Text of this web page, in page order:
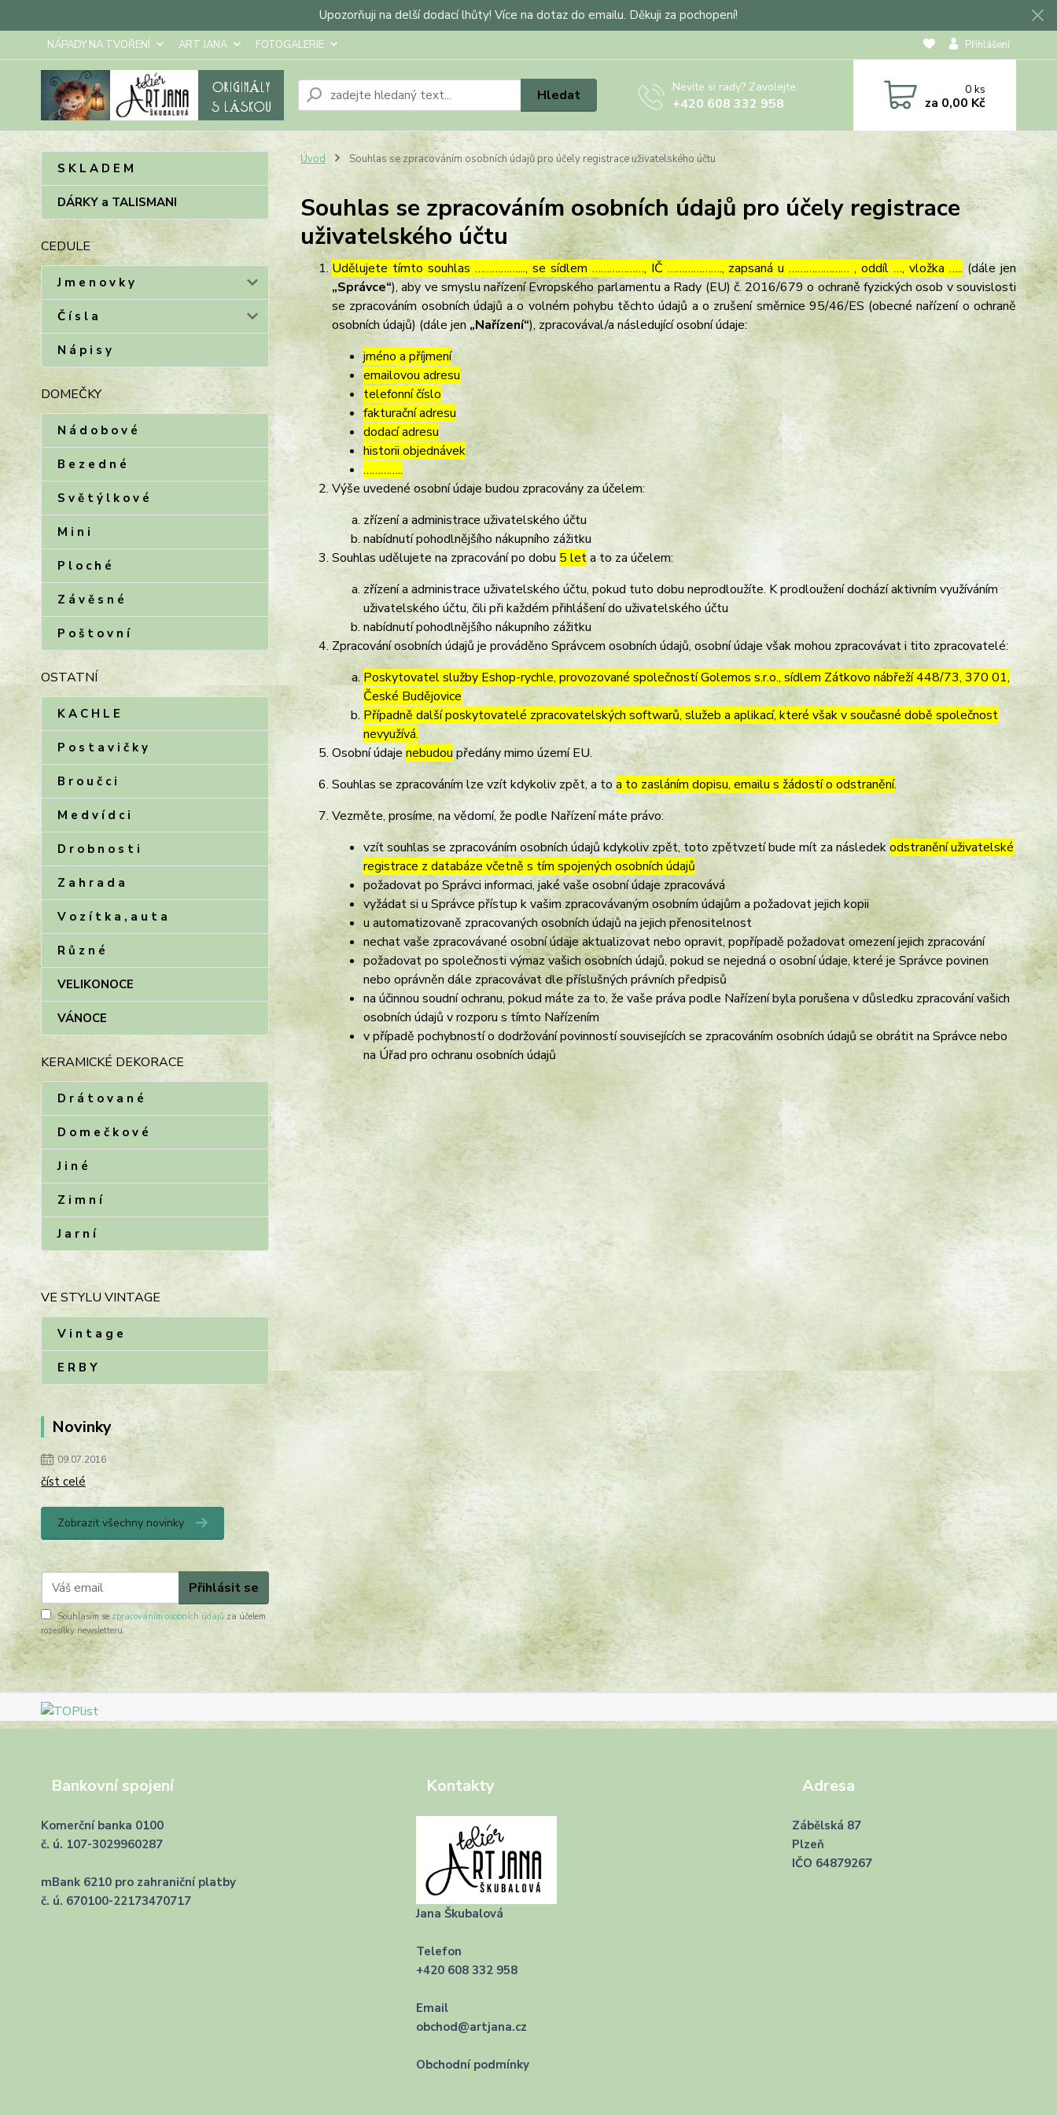
Upozorňuji na delší dodací lhůty! Více na dotaz do emailu. Děkuji za pochopení!
NÁPADY NA TVOŘENÍ ART JANA FOTOGALERIE Přihlášení
Hledat Nevíte si rady? Zavolejte.
+420 608 332 958
0ks
za 0,00 Kč
S K L A D E M
DÁRKY a TALISMANI
CEDULE
J m e n o v k y
Č í s l a
N á p i s y
DOMEČKY
N á d o b o v é
B e z e d n é
S v ě t ý l k o v é
M i n i
P l o c h é
Z á v ě s n é
P o š t o v n í
OSTATNÍ
K A C H L E
P o s t a v i č k y
B r o u č c i
M e d v í d c i
D r o b n o s t i
Z a h r a d a
V o z í t k a , a u t a
R ů z n é
VELIKONOCE
VÁNOCE
KERAMICKÉ DEKORACE
D r á t o v a n é
D o m e č k o v é
J i n é
Z i m n í
J a r n í
VE STYLU VINTAGE
V i n t a g e
E R B Y
Novinky
09.07.2016
číst celé
Zobrazit všechny novinky
Přihlásit se
Souhlasím se zpracováním osobních údajů za účelem
rozesílky newsletteru.
Úvod Souhlas se zpracováním osobních údajů pro účely registrace uživatelského účtu
Souhlas se zpracováním osobních údajů pro účely registrace
uživatelského účtu
Udělujete tímto souhlas ……………..., se sídlem ………………, IČ ………………., zapsaná u ………………… , oddíl …, vložka ….. (dále jen
„Správce“), aby ve smyslu nařízení Evropského parlamentu a Rady (EU) č. 2016/679 o ochraně fyzických osob v souvislosti
se zpracováním osobních údajů a o volném pohybu těchto údajů a o zrušení směrnice 95/46/ES (obecné nařízení o ochraně
osobních údajů) (dále jen „Nařízení“), zpracovával/a následující osobní údaje:
jméno a příjmení
emailovou adresu
telefonní číslo
fakturační adresu
dodací adresu
historii objednávek
…………..
Výše uvedené osobní údaje budou zpracovány za účelem:
zřízení a administrace uživatelského účtu
nabídnutí pohodlnějšího nákupního zážitku
Souhlas udělujete na zpracování po dobu5 leta to za účelem:
zřízení a administrace uživatelského účtu, pokud tuto dobu neprodloužíte. K prodloužení dochází aktivním využíváním
uživatelského účtu, čili při každém přihlášení do uživatelského účtu
nabídnutí pohodlnějšího nákupního zážitku
Zpracování osobních údajů je prováděno Správcem osobních údajů, osobní údaje však mohou zpracovávat i tito zpracovatelé:
Poskytovatel služby Eshop-rychle, provozované společností Golemos s.r.o., sídlem Zátkovo nábřeží 448/73, 370 01,
České Budějovice
Případně další poskytovatelé zpracovatelských softwarů, služeb a aplikací, které však v současné době společnost
nevyužívá.
Osobní údaje nebudou předány mimo území EU.
Souhlas se zpracováním lze vzít kdykoliv zpět, a to a to zasláním dopisu, emailu s žádostí o odstranění.
Vezměte, prosíme, na vědomí, že podle Nařízení máte právo:
vzít souhlas se zpracováním osobních údajů kdykoliv zpět, toto zpětvzetí bude mít za následekodstranění uživatelské
registrace z databáze včetně s tím spojených osobních údajů
požadovat po Správci informaci, jaké vaše osobní údaje zpracovává
vyžádat si u Správce přístup k vašim zpracovávaným osobním údajům a požadovat jejich kopii
u automatizovaně zpracovaných osobních údajů na jejich přenositelnost
nechat vaše zpracovávané osobní údaje aktualizovat nebo opravit, popřípadě požadovat omezení jejich zpracování
požadovat po společnosti výmaz vašich osobních údajů, pokud se nejedná o osobní údaje, které je Správce povinen
nebo oprávněn dále zpracovávat dle příslušných právních předpisů
na účinnou soudní ochranu, pokud máte za to, že vaše práva podle Nařízení byla porušena v důsledku zpracování vašich
osobních údajů v rozporu s tímto Nařízením
v případě pochybností o dodržování povinností souvisejících se zpracováním osobních údajů se obrátit na Správce nebo
na Úřad pro ochranu osobních údajů
Bankovní spojení
Komerční banka 0100
č. ú. 107-3029960287
mBank 6210 pro zahraniční platby
č. ú. 670100-22173470717
Kontakty
Jana Škubalová
Telefon
+420 608 332 958
Email
obchod@artjana.cz
Obchodní podmínky
Adresa
Zábělská 87
Plzeň
IČO 64879267